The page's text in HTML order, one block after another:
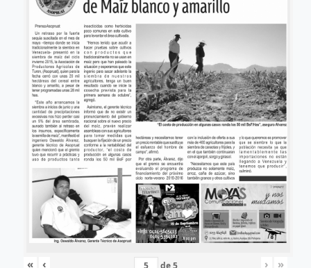
« ‹ de5 › »